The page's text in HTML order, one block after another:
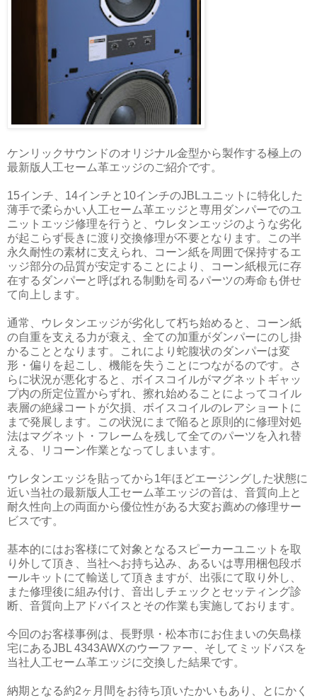
ケンリックサウンドのオリジナル金型から製作する極上の
最新版人工セーム革エッジのご紹介です。
15インチ、14インチと10インチのJBLユニットに特化した
薄手で柔らかい人工セーム革エッジと専用ダンパーでのユ
ニットエッジ修理を行うと、ウレタンエッジのような劣化
が起こらず長きに渡り交換修理が不要となります。この半
永久耐性の素材に支えられ、コーン紙を周囲で保持するエ
ッジ部分の品質が安定することにより、コーン紙根元に存
在するダンパーと呼ばれる制動を司るパーツの寿命も併せ
て向上します。
通常、ウレタンエッジが劣化して朽ち始めると、コーン紙
の自重を支える力が衰え、全ての加重がダンパーにのし掛
かることとなります。これにより蛇腹状のダンパーは変
形・偏りを起こし、機能を失うことにつながるのです。さ
らに状況が悪化すると、ボイスコイルがマグネットギャッ
プ内の所定位置からずれ、擦れ始めることによってコイル
表層の絶縁コートが欠損、ボイスコイルのレアショートに
まで発展します。この状況にまで陥ると原則的に修理対処
法はマグネット・フレームを残して全てのパーツを入れ替
える、リコーン作業となってしまいます。
ウレタンエッジを貼ってから1年ほどエージングした状態に
近い当社の最新版人工セーム革エッジの音は、音質向上と
耐久性向上の両面から優位性がある大変お薦めの修理サー
ビスです。
基本的にはお客様にて対象となるスピーカーユニットを取
り外して頂き、当社へお持ち込み、あるいは専用梱包段ボ
ールキットにて輸送して頂きますが、出張にて取り外し、
また修理後に組み付け、音出しチェックとセッティング診
断、音質向上アドバイスとその作業も実施しております。
今回のお客様事例は、長野県・松本市にお住まいの矢島様
宅にあるJBL 4343AWXのウーファー、そしてミッドバスを
当社人工セーム革エッジに交換した結果です。
納期となる約2ヶ月間をお待ち頂いたかいもあり、とにかく